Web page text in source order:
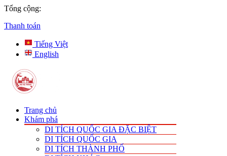
Tổng cộng:
Thanh toán
Tiếng Việt
English
Trang chủ
Khám phá
DI TÍCH QUỐC GIA ĐẶC BIỆT
DI TÍCH QUỐC GIA
DI TÍCH THÀNH PHỐ